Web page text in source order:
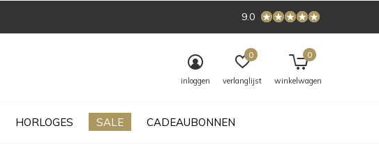
HORLOGES SALE CADEAUBONNEN
inloggen verlanglijst
0
winkelwagen
0
9.0